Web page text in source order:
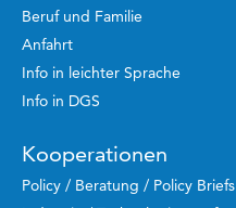
Beruf und Familie
Anfahrt
Info in leichter Sprache
Info in DGS
Kooperationen
Policy / Beratung / Policy Briefs